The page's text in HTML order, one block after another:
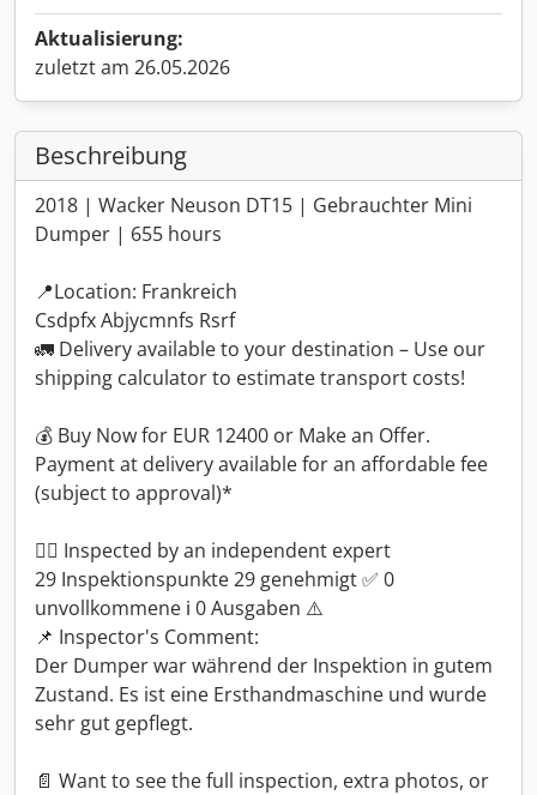
Aktualisierung:
zuletzt am 26.05.2026
Beschreibung
2018 | Wacker Neuson DT15 | Gebrauchter Mini
Dumper | 655 hours
📍Location: Frankreich
Csdpfx Abjycmnfs Rsrf
🚛 Delivery available to your destination – Use our
shipping calculator to estimate transport costs!
💰 Buy Now for EUR 12400 or Make an Offer.
Payment at delivery available for an affordable fee
(subject to approval)*
👷‍♂️ Inspected by an independent expert
29 Inspektionspunkte 29 genehmigt ✅ 0
unvollkommene ℹ️ 0 Ausgaben ⚠️
📌 Inspector's Comment:
Der Dumper war während der Inspektion in gutem
Zustand. Es ist eine Ersthandmaschine und wurde
sehr gut gepflegt.
📄 Want to see the full inspection, extra photos, or